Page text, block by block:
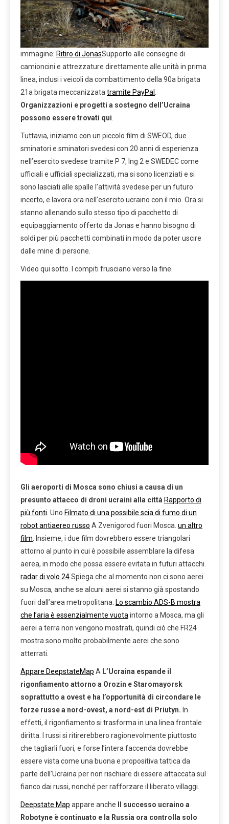
immagine: Ritiro di JonasSupporto alle consegne di
camioncini e attrezzature direttamente alle unità in prima
linea, inclusi i veicoli da combattimento della 90a brigata
21a brigata meccanizzata tramite PayPal
Organizzazioni e progetti a sostegno dell’Ucraina
possono essere trovati qui
Tuttavia, iniziamo con un piccolo film di SWEOD, due
sminatori e sminatori svedesi con 20 anni di esperienza
nell’esercito svedese tramite P 7, Ing 2 e SWEDEC come
ufficiali e ufficiali specializzati, ma si sono licenziati e si
sono lasciati alle spalle l’attività svedese per un futuro
incerto, e lavora ora nell’esercito ucraino con il mio. Ora si
stanno allenando sullo stesso tipo di pacchetto di
equipaggiamento offerto da Jonas e hanno bisogno di
soldi per più pacchetti combinati in modo da poter uscire
dalle mine di persone.
Video qui sotto. I compiti frusciano verso la fine.
Gli aeroporti di Mosca sono chiusi a causa di un
presunto attacco di droni ucraini alla città Rapporto di
più fonti . Uno Filmato di una possibile scia di fumo di un
robot antiaereo russo A Zvenigorod fuori Mosca. un altro
film . Insieme, i due film dovrebbero essere triangolari
attorno al punto in cui è possibile assemblare la difesa
aerea, in modo che possa essere evitata in futuri attacchi.
radar di volo 24Spiega che al momento non ci sono aerei
su Mosca, anche se alcuni aerei si stanno già spostando
fuori dall’area metropolitana. Lo scambio ADS-B mostra
che l’aria è essenzialmente vuota intorno a Mosca, ma gli
aerei a terra non vengono mostrati, quindi ciò che FR24
mostra sono molto probabilmente aerei che sono
atterrati.
Appare DeepstateMap A L’Ucraina espande il
rigonfiamento attorno a Orozin e Staromayorsk
soprattutto a ovest e ha l’opportunità di circondare le
forze russe a nord-ovest, a nord-est di Priutyn. In
effetti, il rigonfiamento si trasforma in una linea frontale
diritta. I russi si ritirerebbero ragionevolmente piuttosto
che tagliarli fuori, e forse l’intera faccenda dovrebbe
essere vista come una buona e propositiva tattica da
parte dell’Ucraina per non rischiare di essere attaccata sul
fianco dai russi, nonché per rafforzare il liberato villaggi.
Deepstate Map appare anche Il successo ucraino a
Robotyne è continuato e la Russia ora controlla solo